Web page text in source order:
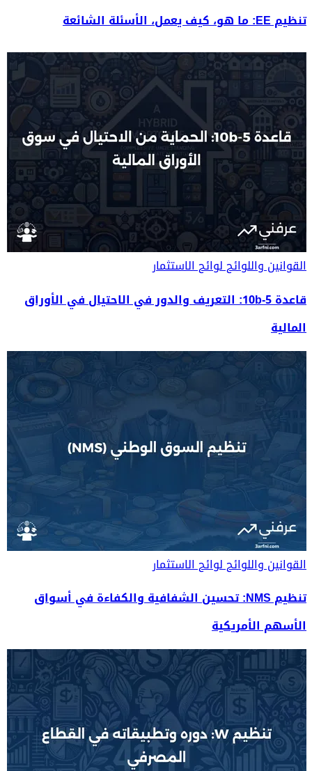
تنظيم EE: ما هو، كيف يعمل، الأسئلة الشائعة
القوانين واللوائحلوائح الاستثمار
قاعدة 10b-5: التعريف والدور في الاحتيال في الأوراق
المالية
القوانين واللوائحلوائح الاستثمار
تنظيم NMS: تحسين الشفافية والكفاءة في أسواق
الأسهم الأمريكية